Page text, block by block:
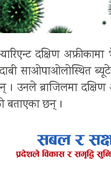
दक्षिण अफ्रीकामा
साओपाओलोस्थित
उनले ब्राजिलमा दक्षिण
बताएका छन् ।